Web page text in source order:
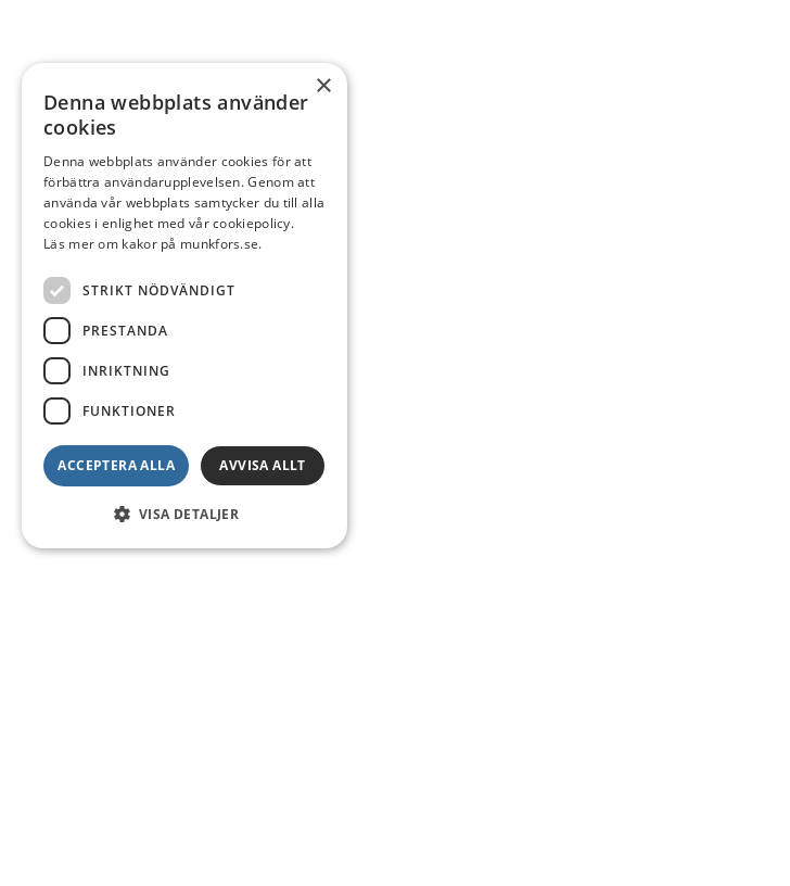
×
Denna webbplats använder
cookies
Denna webbplats använder cookies för att
förbättra användarupplevelsen. Genom att
använda vår webbplats samtycker du till alla
cookies i enlighet med vår cookiepolicy.
Läs mer om kakor på munkfors.se.
STRIKT NÖDVÄNDIGT
PRESTANDA
INRIKTNING
FUNKTIONER
ACCEPTERA ALLA AVVISA ALLT
VISA DETALJER